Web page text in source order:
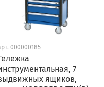
000000185
7
ящиков,